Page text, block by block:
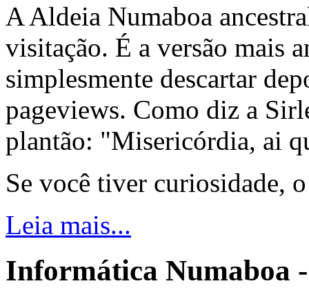
A Aldeia Numaboa
visitação. É a versão mais
simplesmente descartar
pageviews. Como diz a
plantão: "Misericórdia, ai
Se você tiver curiosidade,
Leia mais...
Informática Numaboa